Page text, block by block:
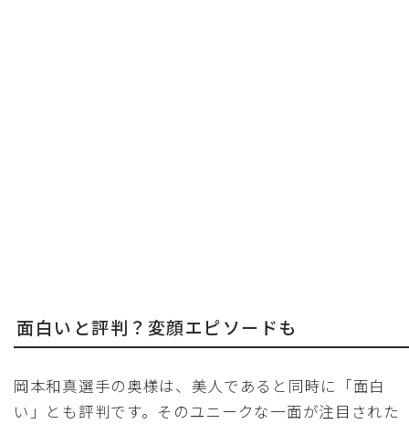
面白いと評判？変顔エピソードも
岡本和真選手の奥様は、美人であると同時に「面白
い」とも評判です。そのユニークな一面が注目された